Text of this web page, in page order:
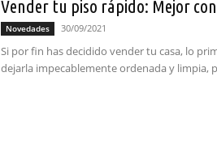
Vender tu piso rápido: Mejor
Novedades 30/09/2021
Si por fin has decidido vender tu casa, lo
dejarla impecablemente ordenada y limpia,